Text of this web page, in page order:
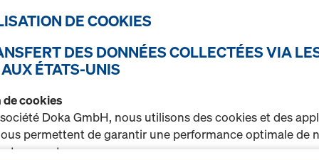
Neuf
Quantité
DE COOKIES
DES DONNÉES COLLECTÉES VIA
ÉTATS-UNIS
de cookies
Doka GmbH, nous utilisons des cookies et des
permettent de garantir une performance optimale de